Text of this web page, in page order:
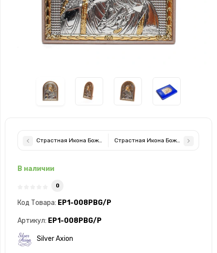
Страстная Икона Божией Матери 5,8х7,5см арочной формы на
Страстная Икона Божией Матери
В наличии
0
Код Товара: EP1-008PBG/P
Артикул: EP1-008PBG/P
Silver Axion